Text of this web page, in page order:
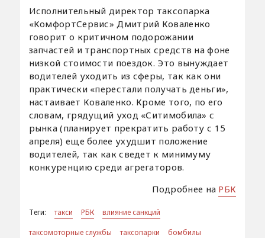
Исполнительный директор таксопарка
«КомфортСервис» Дмитрий Коваленко
говорит о критичном подорожании
запчастей и транспортных средств на фоне
низкой стоимости поездок. Это вынуждает
водителей уходить из сферы, так как они
практически «перестали получать деньги»,
настаивает Коваленко. Кроме того, по его
словам, грядущий уход «Ситимобила» с
рынка (планирует прекратить работу с 15
апреля) еще более ухудшит положение
водителей, так как сведет к минимуму
конкуренцию среди агрегаторов.
Подробнее на РБК
Теги: такси РБК
влияние санкций
таксомоторные службы
таксопарки бомбилы